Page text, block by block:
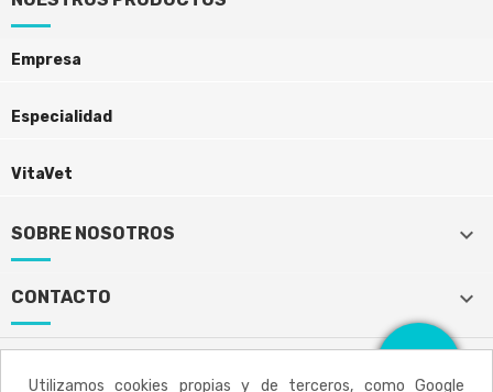
Empresa
Especialidad
VitaVet
keyboard_arrow_down
SOBRE NOSOTROS
keyboard_arrow_down
CONTACTO
Utilizamos cookies propias y de terceros, como Google